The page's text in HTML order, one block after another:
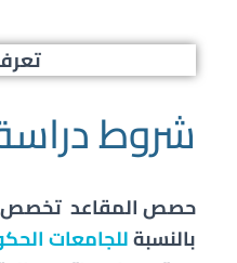
شروط
حصص المقاعد تخصص
بالنسبةللجامعات